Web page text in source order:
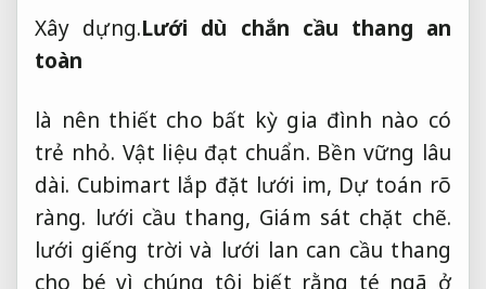
Xây dựng.Lưới dù chắn cầu thang an
toàn
là nên thiết cho bất kỳ gia đình nào có
trẻ nhỏ. Vật liệu đạt chuẩn. Bền vững lâu
dài. Cubimart lắp đặt lưới im, Dự toán rõ
ràng. lưới cầu thang, Giám sát chặt chẽ.
lưới giếng trời và lưới lan can cầu thang
cho bé vì chúng tôi biết rằng té ngã ở